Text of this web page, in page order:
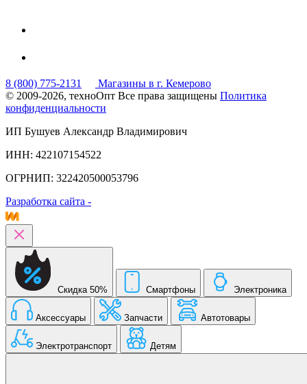
8 (800) 775-2131
Магазины в г. Кемерово
© 2009-2026, техноОпт Все права защищены Политика
конфиденциальности
ИП Бушуев Александр Владимирович
ИНН: 422107154522
ОГРНИП: 322420500053796
Разработка сайта -
Скидка 50% Смартфоны Электроника
Аксессуары Запчасти Автотовары
Электротранспорт Детям